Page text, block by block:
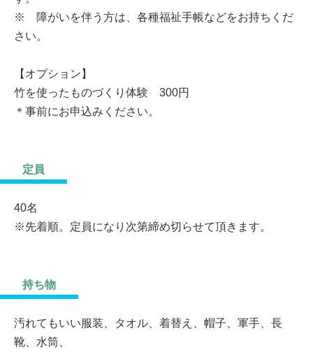
※ 障がいを伴う方は、各種福祉手帳などをお持ちくだ
さい。
【オプション】
竹を使ったものづくり体験 300円
＊事前にお申込みください。
定員
40名
※先着順。定員になり次第締め切らせて頂きます。
持ち物
汚れてもいい服装、タオル、着替え、帽子、軍手、長
靴、水筒、